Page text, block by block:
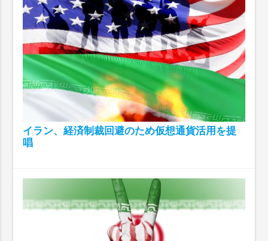
イラン、経済制裁回避のため仮想通貨活用を提
唱